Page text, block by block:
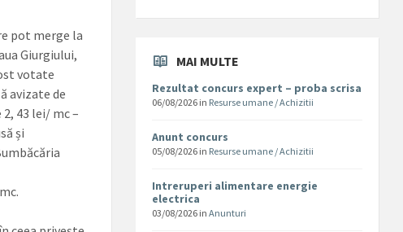
pot merge la
Giurgiului,
votate
avizate de
43 lei/ mc –
și
MAI MULTE
Rezultat concurs expert – proba scrisa
06/08/2026 in Resurse umane / Achizitii
Anunt concurs
05/08/2026 in Resurse umane / Achizitii
Intreruperi alimentare energie
electrica
03/08/2026 inAnunturi